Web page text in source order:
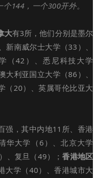
144，一个300开外。
大有3所，他们分别是墨尔
南威尔士大学（33）、
（42）、悉尼科技大学
大利亚国立大学（86）、
（20）、英属哥伦比亚大
强，其中内地11所、香港
华大学（6）、北京大学
、复旦（49）；香港地区
大学（40）、香港城市大